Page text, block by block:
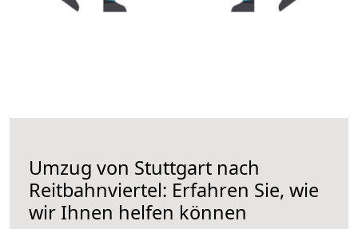
Umzug von Stuttgart nach
Reitbahnviertel: Erfahren Sie, wie
wir Ihnen helfen können